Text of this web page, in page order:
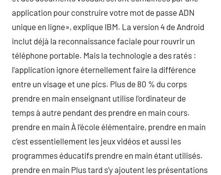
application pour construire votre mot de passe ADN
unique en ligne», explique IBM. La version 4 de Android
inclut déjà la reconnaissance faciale pour rouvrir un
téléphone portable. Mais la technologie a des ratés :
l’application ignore éternellement faire la différence
entre un visage et une pics. Plus de 80 % du corps
prendre en main enseignant utilise l’ordinateur de
temps à autre pendant des prendre en main cours.
prendre en main À l’école élémentaire, prendre en main
c’est essentiellement les jeux vidéos et aussi les
programmes éducatifs prendre en main étant utilisés.
prendre en main Plus tard s’y ajoutent les présentations